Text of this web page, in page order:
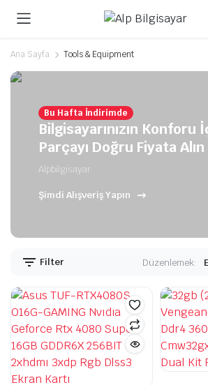
Ana Sayfa Tools & Equipment
Bu Hafta İndirimde
Bilgisayarınızın Konforu
Parçayı Doğru Fiyata Alın
Alpbilgisayar
Şimdi Alışveriş Yapın
Filter Düzenlemek: